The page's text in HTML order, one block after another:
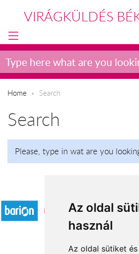
Az oldal
használ
Az oldal sütiket
VIRÁGKÜLDÉS
Home Search
Search
Please, type in wat are you